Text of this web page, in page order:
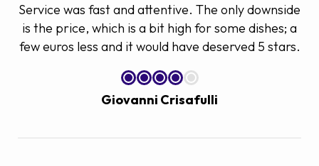
Service was fast and attentive. The only downside
is the price, which is a bit high for some dishes; a
few euros less and it would have deserved 5 stars.
Giovanni Crisafulli